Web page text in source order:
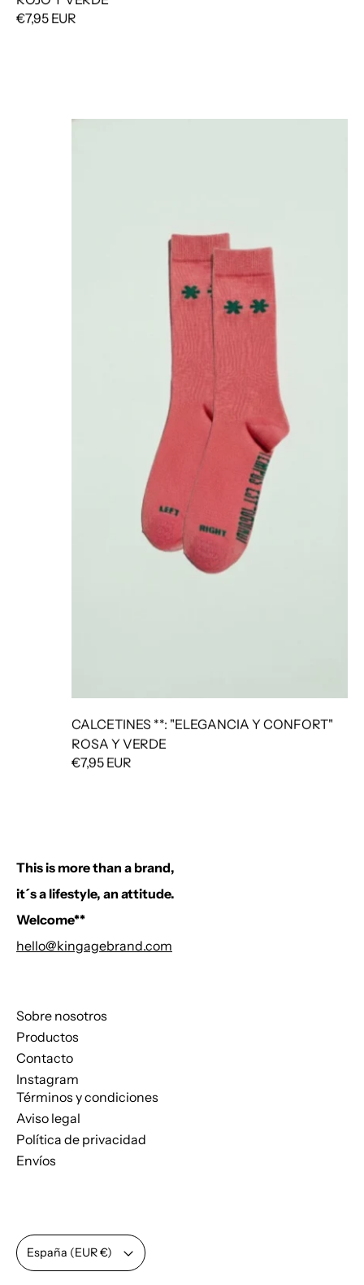
€7,95 EUR
CALCETINES **: "ELEGANCIA Y CONFORT"
ROSA Y VERDE
€7,95 EUR
This is more than a brand,
it´s a lifestyle, an attitude.
Welcome**
hello@kingagebrand.com
Sobre nosotros
Productos
Contacto
Instagram
Términos y condiciones
Aviso legal
Política de privacidad
Envíos
País/región
España (EUR €)